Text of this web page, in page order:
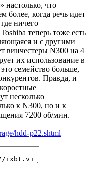
что
более, когда речь идет
ничего
теперь тоже есть
и с другими
винчестеры N300 на 4
их использование в
семейство больше,
Правда, и
несколько
к N300, но и к
7200 об/мин.
hdd-p22.shtml